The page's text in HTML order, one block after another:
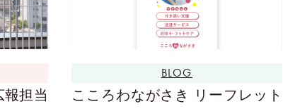
報担当
BLOG
こころわながさき リーフレット